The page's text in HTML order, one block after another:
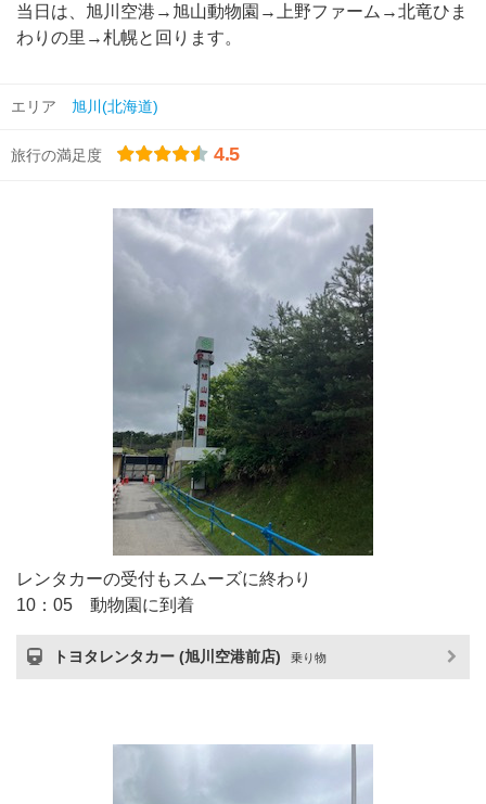
当日は、旭川空港→旭山動物園→上野ファーム→北竜ひま
わりの里→札幌と回ります。
エリア 旭川(北海道)
旅行の満足度 4.5
レンタカーの受付もスムーズに終わり
10：05 動物園に到着
トヨタレンタカー (旭川空港前店) 乗り物